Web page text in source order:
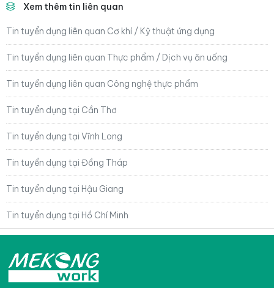
Xem thêm tin liên quan
Tin tuyển dụng liên quan Cơ khí / Kỹ thuật ứng dụng
Tin tuyển dụng liên quan Thực phẩm / Dịch vụ ăn uống
Tin tuyển dụng liên quan Công nghệ thực phẩm
Tin tuyển dụng tại Cần Thơ
Tin tuyển dụng tại Vĩnh Long
Tin tuyển dụng tại Đồng Tháp
Tin tuyển dụng tại Hậu Giang
Tin tuyển dụng tại Hồ Chí Minh